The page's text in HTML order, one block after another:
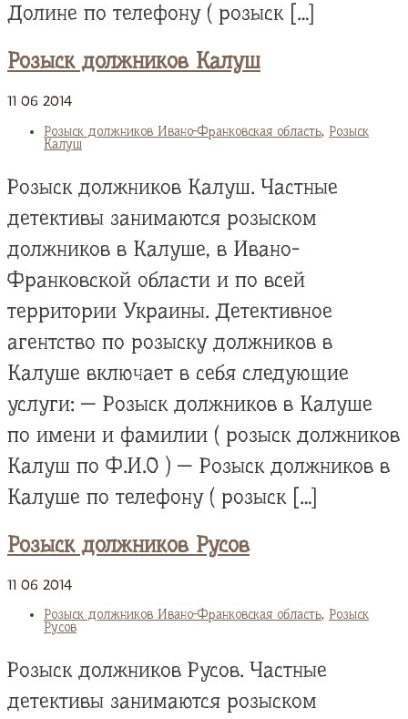
Долине по телефону ( розыск […]
Розыск должников Калуш
11 06 2014
Розыск должников Ивано-Франковская область, Розыск
Калуш
Розыск должников Калуш. Частные
детективы занимаются розыском
должников в Калуше, в Ивано-
Франковской области и по всей
территории Украины. Детективное
агентство по розыску должников в
Калуше включает в себя следующие
услуги: — Розыск должников в Калуше
по имени и фамилии ( розыск должников
Калуш по Ф.И.О ) — Розыск должников в
Калуше по телефону ( розыск […]
Розыск должников Русов
11 06 2014
Розыск должников Ивано-Франковская область, Розыск
Русов
Розыск должников Русов. Частные
детективы занимаются розыском